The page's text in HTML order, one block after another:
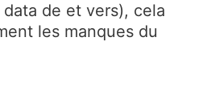
de et vers), cela
les manques du